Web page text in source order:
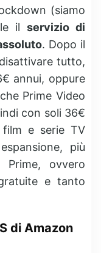
(siamo
il servizio di
. Dopo il
tutto,
annui, oppure
Prime Video
con soli 36€
e serie TV
più
ovvero
e tanto
di Amazon